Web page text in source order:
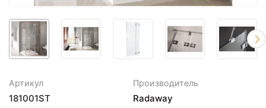
Артикул
181001ST
Производитель
Radaway